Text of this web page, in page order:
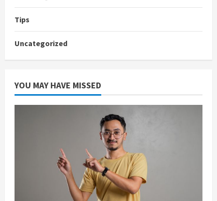
Tips
Uncategorized
YOU MAY HAVE MISSED